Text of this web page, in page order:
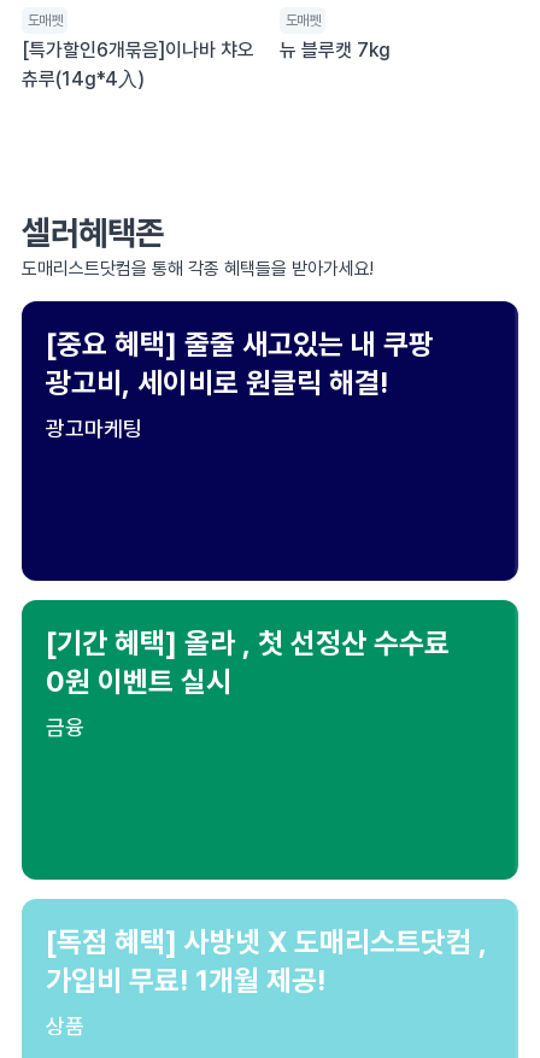
도매펫
[특가할인6개묶음]이나바 챠오
츄루(14g*4入)
도매펫
뉴 블루캣 7kg
셀러혜택존
도매리스트닷컴을 통해 각종 혜택들을 받아가세요!
[중요 혜택] 줄줄 새고있는 내 쿠팡
광고비, 세이비로 원클릭 해결!
광고마케팅
[기간 혜택] 올라 , 첫 선정산 수수료
0원 이벤트 실시
금융
[독점 혜택] 사방넷 X 도매리스트닷컴 ,
가입비 무료! 1개월 제공!
상품